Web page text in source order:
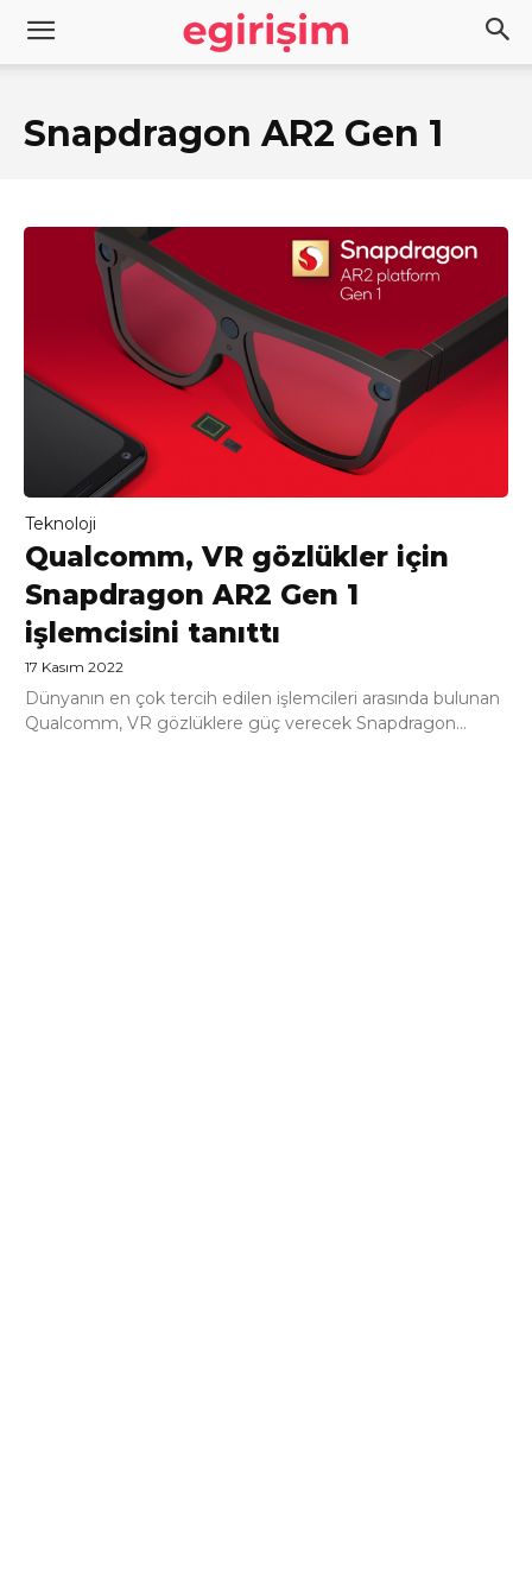
Snapdragon AR2 Gen 1
Teknoloji
Qualcomm, VR gözlükler için
Snapdragon AR2 Gen 1
işlemcisini tanıttı
17 Kasım 2022
Dünyanın en çok tercih edilen işlemcileri arasında bulunan
Qualcomm, VR gözlüklere güç verecek Snapdragon...